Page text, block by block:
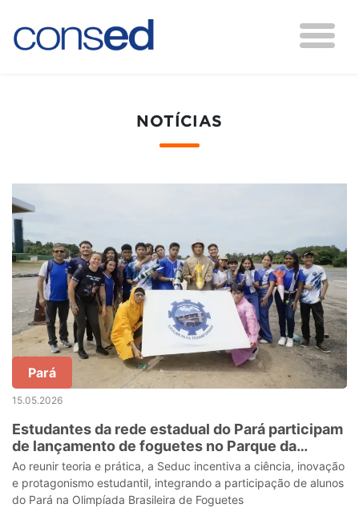
NOTÍCIAS
Pará
15.05.2026
Estudantes da rede estadual do Pará participam
de lançamento de foguetes no Parque da
Cidade
Ao reunir teoria e prática, a Seduc incentiva a ciência, inovação
e protagonismo estudantil, integrando a participação de alunos
do Pará na Olimpíada Brasileira de Foguetes